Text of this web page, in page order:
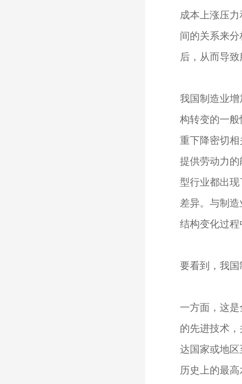
成本上涨压
间的关系来
后，从而导
我国制造业
构转变的一
重下降密切
提供劳动力
型行业都出
差异。与制
结构变化过程
要看到，我国
一方面，这
的先进技术
达国家或地
历史上的最